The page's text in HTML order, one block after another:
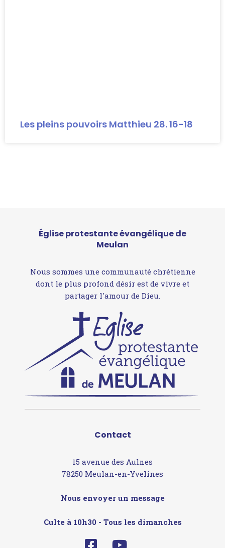
Les pleins pouvoirs Matthieu 28. 16-18
Église protestante évangélique de
Meulan
Nous sommes une communauté chrétienne
dont le plus profond désir est de vivre et
partager l'amour de Dieu.
Contact
15 avenue des Aulnes
78250 Meulan-en-Yvelines
Nous envoyer un message
Culte à 10h30 - Tous les dimanches